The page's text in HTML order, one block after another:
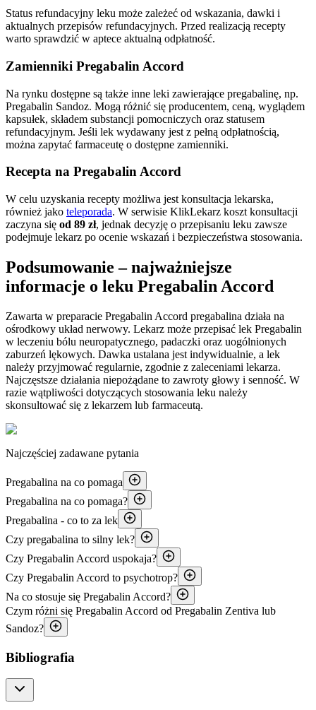
Status refundacyjny leku może zależeć od wskazania, dawki i
aktualnych przepisów refundacyjnych. Przed realizacją recepty
warto sprawdzić w aptece aktualną odpłatność.
Zamienniki Pregabalin Accord
Na rynku dostępne są także inne leki zawierające pregabalinę, np.
Pregabalin Sandoz. Mogą różnić się producentem, ceną, wyglądem
kapsułek, składem substancji pomocniczych oraz statusem
refundacyjnym. Jeśli lek wydawany jest z pełną odpłatnością,
można zapytać farmaceutę o dostępne zamienniki.
Recepta na Pregabalin Accord
W celu uzyskania recepty możliwa jest konsultacja lekarska,
również jako teleporada. W serwisie KlikLekarz koszt konsultacji
zaczyna się od 89 zł, jednak decyzję o przepisaniu leku zawsze
podejmuje lekarz po ocenie wskazań i bezpieczeństwa stosowania.
Podsumowanie – najważniejsze
informacje o leku Pregabalin Accord
Zawarta w preparacie Pregabalin Accord pregabalina działa na
ośrodkowy układ nerwowy. Lekarz może przepisać lek Pregabalin
w leczeniu bólu neuropatycznego, padaczki oraz uogólnionych
zaburzeń lękowych. Dawka ustalana jest indywidualnie, a lek
należy przyjmować regularnie, zgodnie z zaleceniami lekarza.
Najczęstsze działania niepożądane to zawroty głowy i senność. W
razie wątpliwości dotyczących stosowania leku należy
skonsultować się z lekarzem lub farmaceutą.
Najczęściej zadawane pytania
Pregabalina na co pomaga
Pregabalina na co pomaga?
Pregabalina - co to za lek
Czy pregabalina to silny lek?
Czy Pregabalin Accord uspokaja?
Czy Pregabalin Accord to psychotrop?
Na co stosuje się Pregabalin Accord?
Czym różni się Pregabalin Accord od Pregabalin Zentiva lub
Sandoz?
Bibliografia